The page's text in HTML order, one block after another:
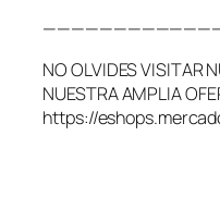
NO OLVIDES VISITAR
NUESTRA AMPLIA
https://